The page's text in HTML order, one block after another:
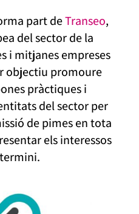
part deTranseo,
del sector de la
i mitjanes empreses
objectiu promoure
pràctiques i
del sector per
de pimes en tota
els interessos